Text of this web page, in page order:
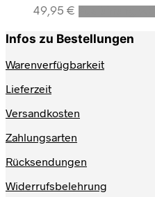
49,95 €
Infos zu Bestellungen
Warenverfügbarkeit
Lieferzeit
Versandkosten
Zahlungsarten
Rücksendungen
Widerrufsbelehrung